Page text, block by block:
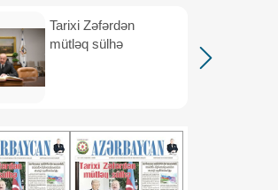
Tarixi Zəfərdən
mütləq sülhə